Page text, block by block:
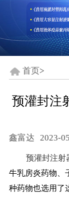
首页>
预灌封注
鑫富达 2023-
预灌封注射
牛乳房炎药物、
种药物也选用了